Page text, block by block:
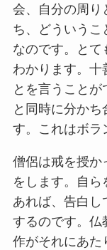
会、自分の周り
ち、どういうこ
なのです。とて
わかります。十
とを言うこと
と同時に分かち
す。これはボラ
僧侶は戒を授か
をします。自
あれば、告白し
するのです。仏
作がそれにあた